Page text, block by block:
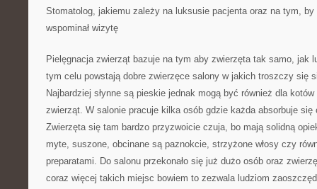
Stomatolog, jakiemu zależy na luksusie pacjenta oraz na tym,
wspominał wizytę
Pielęgnacja zwierząt bazuje na tym aby zwierzęta tak samo, jak
tym celu powstają dobre zwierzęce salony w jakich troszczy się
Najbardziej słynne są pieskie jednak mogą być również dla
zwierząt. W salonie pracuje kilka osób gdzie każda absorbuje się
Zwierzęta się tam bardzo przyzwoicie czuja, bo mają solidną
myte, suszone, obcinane są paznokcie, strzyżone włosy czy
preparatami. Do salonu przekonało się już dużo osób oraz
coraz więcej takich miejsc bowiem to zezwala ludziom